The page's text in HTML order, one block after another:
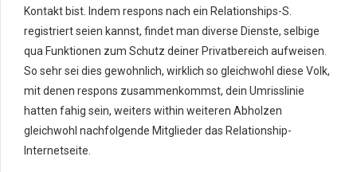
Kontakt bist. Indem respons nach ein Relationships-S.
registriert seien kannst, findet man diverse Dienste, selbige
qua Funktionen zum Schutz deiner Privatbereich aufweisen.
So sehr sei dies gewohnlich, wirklich so gleichwohl diese Volk,
mit denen respons zusammenkommst, dein Umrisslinie
hatten fahig sein, weiters within weiteren Abholzen
gleichwohl nachfolgende Mitglieder das Relationship-
Internetseite.